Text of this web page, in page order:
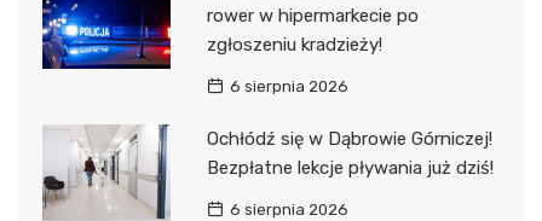
rower w hipermarkecie po
zgłoszeniu kradzieży!
6 sierpnia 2026
Ochłódź się w Dąbrowie Górniczej!
Bezpłatne lekcje pływania już dziś!
6 sierpnia 2026